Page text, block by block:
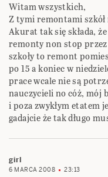
Witam wszystkich,
Z tymi remontami szkół
Akurat tak się składa,
remonty non stop przez
szkoły to remont
po 15 a koniec w
prace wcale nie są
nauczycieli no cóż, mój
i poza zwykłym etatem
gadajcie że tak długo
girl
6 MARCA 2008 23:13